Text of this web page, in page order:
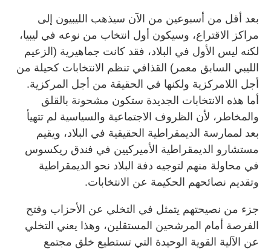
بعد أقل من أسبوعين من الآن سيذهب الليبيون إلى
مراكز الاقتراع، وسيكون أول انتخاب من نوعه في ليبيا،
لكنه ليس الأول في البلاد، فقد كانت جماهيرية (الزعيم
الليبي السابق معمر) القذافي تنظم الانتخابات كحيلة من
أجل اللامركزية ولكنها في الحقيقة من أجل المركزية.
أما هذه الانتخابات الجديدة ستكون مشحونة بالقلق
والمخاطر، لأن الظروف الاجتماعية والسياسية لم تتهيأ
بعد لممارسة الديمقراطية الحقيقية في البلاد، ويقيم
مستشارو الديمقراطية الأميركيين في فندق ريكسوس
في محاولة منهم لتوجيه دفة البلاد نحو الديمقراطية
وتقديم نصائحهم الحكيمة عن الانتخابات.
جزء من نصيحتهم يتمثل في التخلي عن الأحزاب وفتح
الفرصة أمام المرشحين المستقلين، وهذا يعني التخلي
عن الآلية القوية الوحيدة التي تستطيع خلق مجتمع